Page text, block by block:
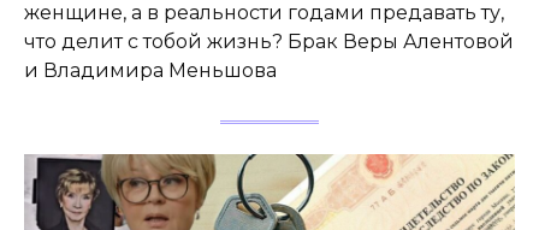
женщине, а в реальности годами предавать ту,
что делит с тобой жизнь? Брак Веры Алентовой
и Владимира Меньшова